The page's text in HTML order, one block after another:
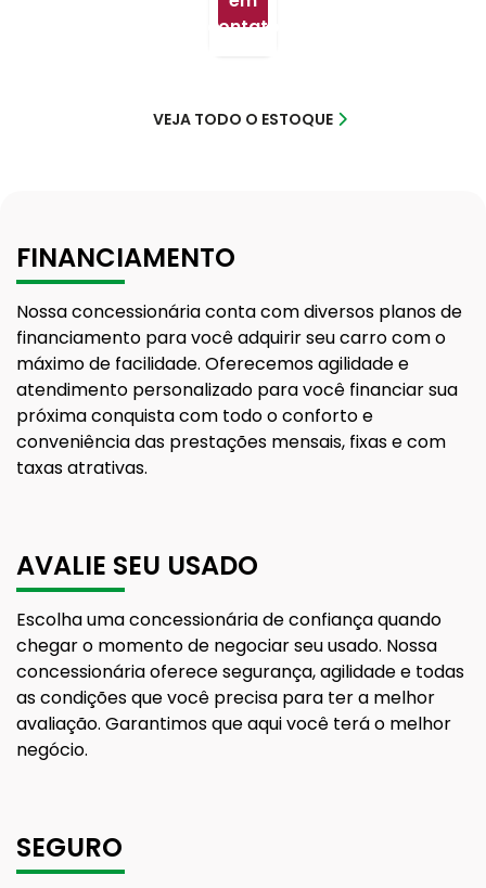
contato
VEJA TODO O ESTOQUE
FINANCIAMENTO
Nossa concessionária conta com diversos planos de
financiamento para você adquirir seu carro com o
máximo de facilidade. Oferecemos agilidade e
atendimento personalizado para você financiar sua
próxima conquista com todo o conforto e
conveniência das prestações mensais, fixas e com
taxas atrativas.
AVALIE SEU USADO
Escolha uma concessionária de confiança quando
chegar o momento de negociar seu usado. Nossa
concessionária oferece segurança, agilidade e todas
as condições que você precisa para ter a melhor
avaliação. Garantimos que aqui você terá o melhor
negócio.
SEGURO